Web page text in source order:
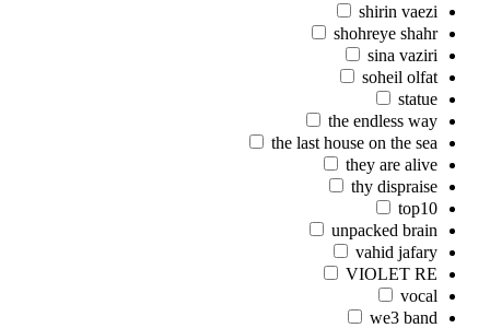
shirin vaezi
shohreye shahr
sina vaziri
soheil olfat
statue
the endless way
the last house on the sea
they are alive
thy dispraise
top10
unpacked brain
vahid jafary
VIOLET RE
vocal
we3 band